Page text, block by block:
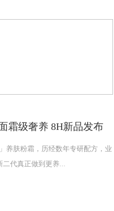
霜级奢养 8H新品发布
养肤粉霜，历经数年专研配方，业
代真正做到更养...